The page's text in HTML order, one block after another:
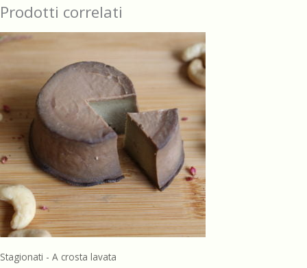
Prodotti correlati
Stagionati - A crosta lavata